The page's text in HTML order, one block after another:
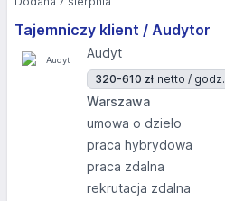
Tajemniczy klient / Audytor
Audyt
320-610 zł netto / godz.
Warszawa
umowa o dzieło
praca hybrydowa
praca zdalna
rekrutacja zdalna